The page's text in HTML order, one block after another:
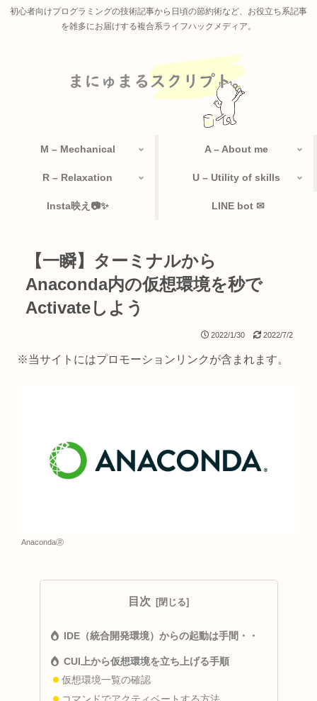
初心者向けプログラミングの技術記事から日頃の節約術など、お役立ち系記事
を雑多にお届けする複合系ライフハックメディア。
M – Mechanical A – About me
R – Relaxation U – Utility of skills
Insta映え📷✨ LINE bot ✉
【一瞬】ターミナルから
Anaconda内の仮想環境を秒で
Activateしよう
2022/1/30 2022/7/2
※当サイトにはプロモーションリンクが含まれます。
AnacondaⓇ
目次
IDE（統合開発環境）からの起動は手間・・
CUI上から仮想環境を立ち上げる手順
仮想環境一覧の確認